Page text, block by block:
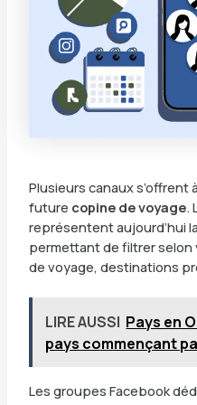
Plusieurs canaux
future copine de voyage.
représentent aujourd’hui
permettant de filtrer
de voyage, destinations
LIRE AUSSI Pays en
pays commençant
Les groupes Facebook